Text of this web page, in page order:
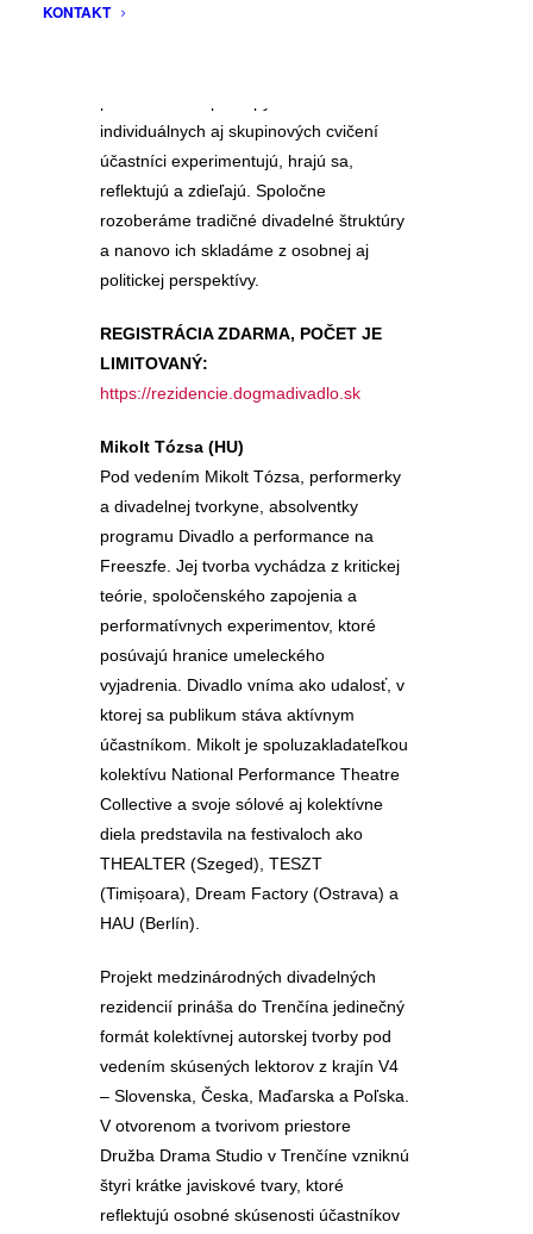
KONTAKTWorkshop vychádza z techniky
individuálnych aj skupinových cvičení
účastníci experimentujú, hrajú sa,
reflektujú a zdieľajú. Spoločne
rozoberáme tradičné divadelné štruktúry
a nanovo ich skladáme z osobnej aj
politickej perspektívy.
REGISTRÁCIA ZDARMA, POČET JE
LIMITOVANÝ:
https://rezidencie.dogmadivadlo.sk
Mikolt Tózsa (HU)
Pod vedením Mikolt Tózsa, performerky
a divadelnej tvorkyne, absolventky
programu Divadlo a performance na
Freeszfe. Jej tvorba vychádza z kritickej
teórie, spoločenského zapojenia a
performatívnych experimentov, ktoré
posúvajú hranice umeleckého
vyjadrenia. Divadlo vníma ako udalosť, v
ktorej sa publikum stáva aktívnym
účastníkom. Mikolt je spoluzakladateľkou
kolektívu National Performance Theatre
Collective a svoje sólové aj kolektívne
diela predstavila na festivaloch ako
THEALTER (Szeged), TESZT
(Timișoara), Dream Factory (Ostrava) a
HAU (Berlín).
Projekt medzinárodných divadelných
rezidencií prináša do Trenčína jedinečný
formát kolektívnej autorskej tvorby pod
vedením skúsených lektorov z krajín V4
– Slovenska, Česka, Maďarska a Poľska.
V otvorenom a tvorivom priestore
Družba Drama Studio v Trenčíne vzniknú
štyri krátke javiskové tvary, ktoré
reflektujú osobné skúsenosti účastníkov